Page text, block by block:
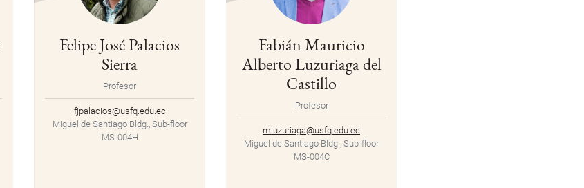
Felipe José Palacios
Sierra
Profesor
fjpalacios@usfq.edu.ec
Miguel de Santiago Bldg., Sub-floor
MS-004H
Fabián Mauricio
Alberto Luzuriaga del
Castillo
Profesor
mluzuriaga@usfq.edu.ec
Miguel de Santiago Bldg., Sub-floor
MS-004C